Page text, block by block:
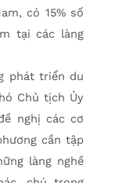
có 15% số
tại các làng
phát triển du
Chủ tịch Ủy
nghị các cơ
cần tập
làng nghề